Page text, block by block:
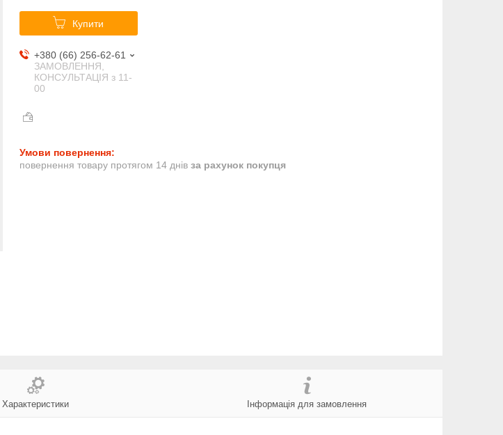
Купити
+380 (66) 256-62-61
ЗАМОВЛЕННЯ,
КОНСУЛЬТАЦІЯ з 11-
00
повернення товару протягом 14 днів за рахунок покупця
Характеристики Інформація для замовлення